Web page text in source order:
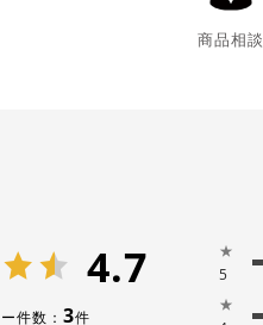
商品相談
4.7
件数： 3件
★
5
★